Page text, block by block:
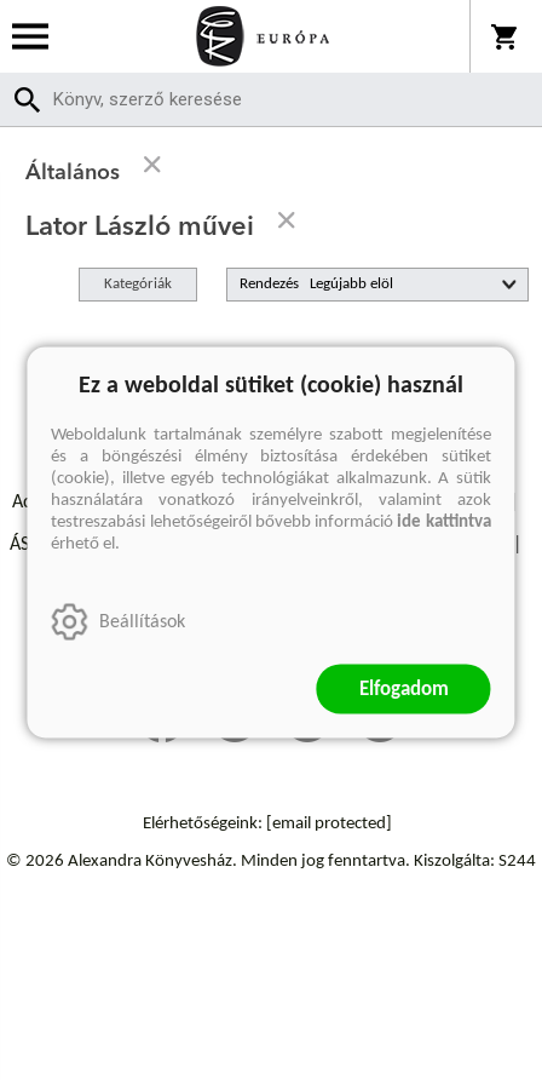
Általános
Lator László művei
Kategóriák Rendezés
A keresett kifejezésre nincs találat
Adatvédelmi szabályzatok Elállási felmondási nyilatkozat
ÁSZF - Vásárlási feltételek
Elérhetőségeink: [email protected]
© 2026 Alexandra Könyvesház. Minden jog fenntartva. Kiszolgálta: S244
Ez a weboldal sütiket (cookie) használ
Weboldalunk tartalmának személyre szabott megjelenítése
és a böngészési élmény biztosítása érdekében sütiket
(cookie), illetve egyéb technológiákat alkalmazunk. A sütik
használatára vonatkozó irányelveinkről, valamint azok
testreszabási lehetőségeiről bővebb információide kattintva
érhető el.
Beállítások
Elfogadom